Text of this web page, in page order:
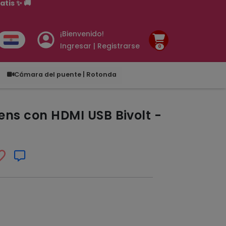
¡Bienvenido!
Ingresar | Registrarse
0
Cámara del puente | Rotonda
con HDMI USB Bivolt -